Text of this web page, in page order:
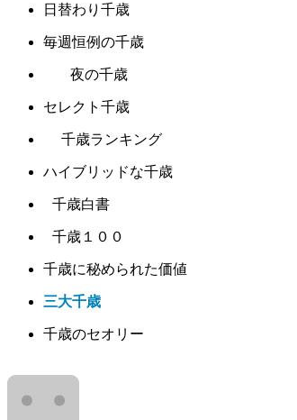
日替わり千歳
毎週恒例の千歳
夜の千歳
セレクト千歳
千歳ランキング
ハイブリッドな千歳
千歳白書
千歳１００
千歳に秘められた価値
三大千歳
千歳のセオリー